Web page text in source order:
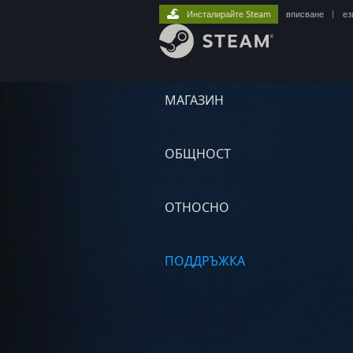
МАГАЗИН
ОБЩНОСТ
ОТНОСНО
ПОДДРЪЖКА
Инсталирайте Steam вписване